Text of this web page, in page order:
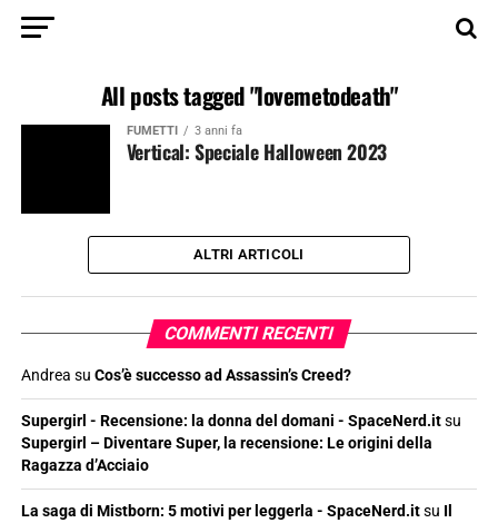
All posts tagged "lovemetodeath"
FUMETTI 3 anni fa
Vertical: Speciale Halloween 2023
ALTRI ARTICOLI
COMMENTI RECENTI
Andrea su Cos’è successo ad Assassin’s Creed?
Supergirl - Recensione: la donna del domani - SpaceNerd.itsu
Supergirl – Diventare Super, la recensione: Le origini della
Ragazza d’Acciaio
La saga di Mistborn: 5 motivi per leggerla - SpaceNerd.itsu Il